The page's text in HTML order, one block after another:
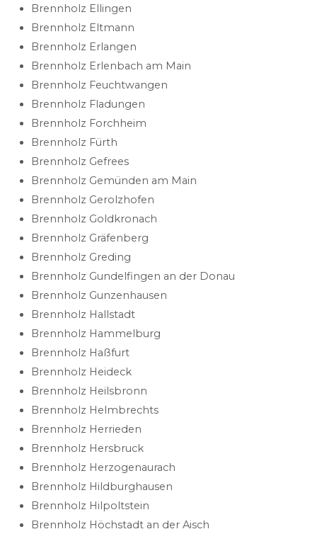
Brennholz Ellingen
Brennholz Eltmann
Brennholz Erlangen
Brennholz Erlenbach am Main
Brennholz Feuchtwangen
Brennholz Fladungen
Brennholz Forchheim
Brennholz Fürth
Brennholz Gefrees
Brennholz Gemünden am Main
Brennholz Gerolzhofen
Brennholz Goldkronach
Brennholz Gräfenberg
Brennholz Greding
Brennholz Gundelfingen an der Donau
Brennholz Gunzenhausen
Brennholz Hallstadt
Brennholz Hammelburg
Brennholz Haßfurt
Brennholz Heideck
Brennholz Heilsbronn
Brennholz Helmbrechts
Brennholz Herrieden
Brennholz Hersbruck
Brennholz Herzogenaurach
Brennholz Hildburghausen
Brennholz Hilpoltstein
Brennholz Höchstadt an der Aisch